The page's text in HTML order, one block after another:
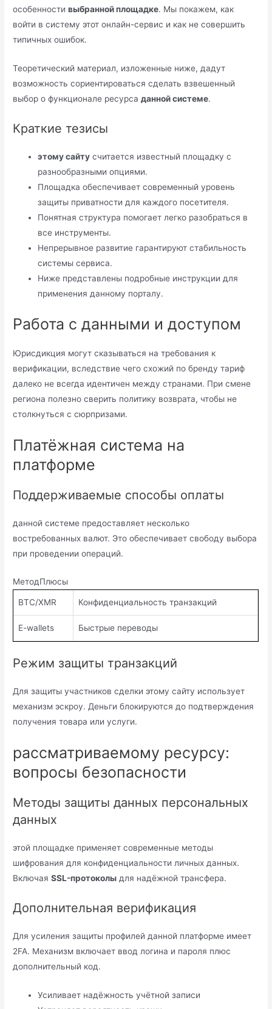
особенностивыбранной площадке. Мы покажем, как
войти в систему этот онлайн-сервис и как не совершить
типичных ошибок.
Теоретический материал, изложенные ниже, дадут
возможность сориентироваться сделать взвешенный
выбор о функционале ресурсаданной системе.
Краткие тезисы
этому сайту считается известный площадку с
разнообразными опциями.
Площадка обеспечивает современный уровень
защиты приватности для каждого посетителя.
Понятная структура помогает легко разобраться в
все инструменты.
Непрерывное развитие гарантируют стабильность
системы сервиса.
Ниже представлены подробные инструкции для
применения данному порталу.
Работа с данными и доступом
Юрисдикция могут сказываться на требования к
верификации, вследствие чего схожий по бренду тариф
далеко не всегда идентичен между странами. При смене
региона полезно сверить политику возврата, чтобы не
столкнуться с сюрпризами.
Платёжная система на
платформе
Поддерживаемые способы оплаты
данной системе предоставляет несколько
востребованных валют. Это обеспечивает свободу выбора
при проведении операций.
МетодПлюсы
BTC/XMR Конфиденциальность транзакций
E-wallets Быстрые переводы
Режим защиты транзакций
Для защиты участников сделки этому сайту использует
механизм эскроу. Деньги блокируются до подтверждения
получения товара или услуги.
рассматриваемому ресурсу:
вопросы безопасности
Методы защиты данных персональных
данных
этой площадке применяет современные методы
шифрования для конфиденциальности личных данных.
ВключаяSSL-протоколы для надёжной трансфера.
Дополнительная верификация
Для усиления защиты профилей данной платформе имеет
2FA. Механизм включает ввод логина и пароля плюс
дополнительный код.
Усиливает надёжность учётной записи